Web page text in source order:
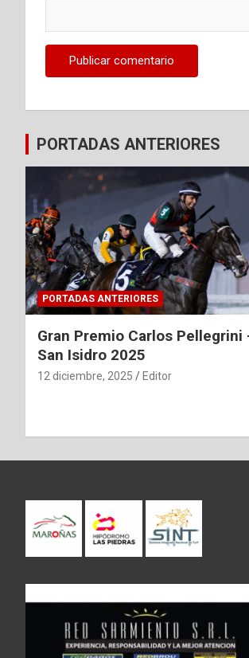
PORTADAS ANTERIORES
PORTADAS ANTERIORES
Gran Premio Carlos Pellegrini
San Isidro 2025
12 diciembre, 2025 Editor